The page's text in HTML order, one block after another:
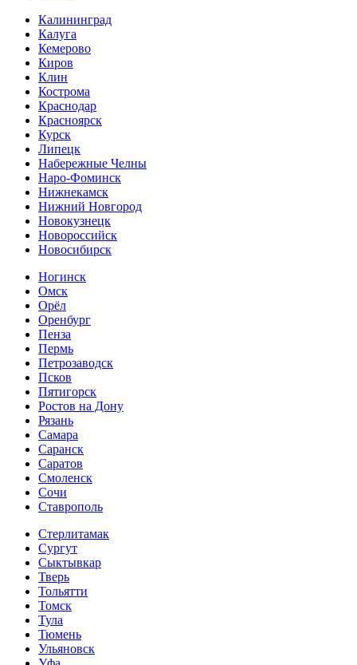
Калининград
Калуга
Кемерово
Киров
Клин
Кострома
Краснодар
Красноярск
Курск
Липецк
Набережные Челны
Наро-Фоминск
Нижнекамск
Нижний Новгород
Новокузнецк
Новороссийск
Новосибирск
Ногинск
Омск
Орёл
Оренбург
Пенза
Пермь
Петрозаводск
Псков
Пятигорск
Ростов на Дону
Рязань
Самара
Саранск
Саратов
Смоленск
Сочи
Ставрополь
Стерлитамак
Сургут
Сыктывкар
Тверь
Тольятти
Томск
Тула
Тюмень
Ульяновск